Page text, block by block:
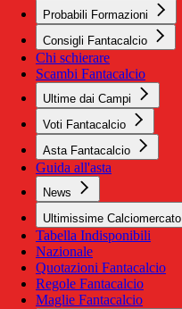
Probabili Formazioni
Consigli Fantacalcio
Chi schierare
Scambi Fantacalcio
Ultime dai Campi
Voti Fantacalcio
Asta Fantacalcio
Guida all'asta
News
Ultimissime Calciomercato
Tabella Indisponibili
Nazionale
Quotazioni Fantacalcio
Regole Fantacalcio
Maglie Fantacalcio